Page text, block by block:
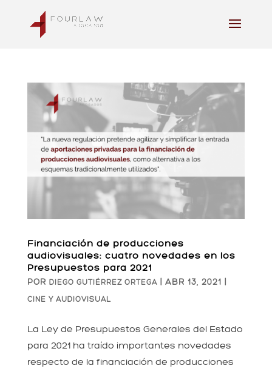
Financiación de producciones
audiovisuales: cuatro novedades en los
Presupuestos para 2021
POR DIEGO GUTIÉRREZ ORTEGA| ABR 13, 2021
CINE Y AUDIOVISUAL
La Ley de Presupuestos Generales del Estado
para 2021 ha traído importantes novedades
respecto de la financiación de producciones